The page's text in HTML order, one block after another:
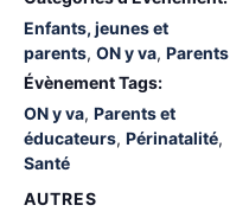
Enfants, jeunes et
parents, ON y va, Parents
Évènement Tags:
ON y va, Parents et
éducateurs, Périnatalité,
Santé
AUTRES